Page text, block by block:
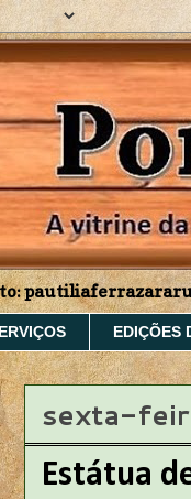
EDIÇÕES
sexta-
Estátua